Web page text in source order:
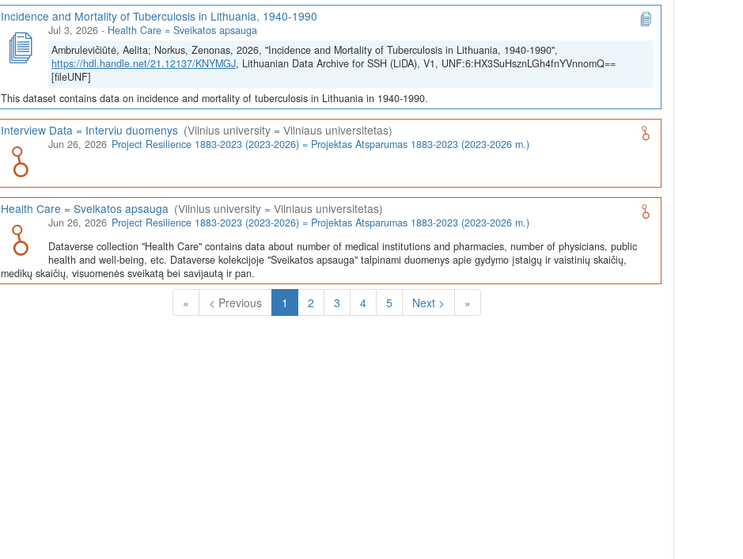
Incidence and Mortality of Tuberculosis in Lithuania, 1940-1990
Jul 3, 2026 - Health Care = Sveikatos apsauga
Ambrulevičiūtė, Aelita; Norkus, Zenonas, 2026, "Incidence and Mortality of Tuberculosis in Lithuania, 1940-1990",
https://hdl.handle.net/21.12137/KNYMGJ, Lithuanian Data Archive for SSH (LiDA), V1, UNF:6:HX3SuHsznLGh4fnYVnnomQ==
[fileUNF]
This dataset contains data on incidence and mortality of tuberculosis in Lithuania in 1940-1990.
Interview Data = Interviu duomenys (Vilnius university = Vilniaus universitetas)
Jun 26, 2026 Project Resilience 1883-2023 (2023-2026) = Projektas Atsparumas 1883-2023 (2023-2026 m.)
Health Care = Sveikatos apsauga (Vilnius university = Vilniaus universitetas)
Jun 26, 2026 Project Resilience 1883-2023 (2023-2026) = Projektas Atsparumas 1883-2023 (2023-2026 m.)
Dataverse collection "Health Care" contains data about number of medical institutions and pharmacies, number of physicians, public
health and well-being, etc. Dataverse kolekcijoje "Sveikatos apsauga" talpinami duomenys apie gydymo įstaigų ir vaistinių skaičių,
medikų skaičių, visuomenės sveikatą bei savijautą ir pan.
« < Previous 1 (Current)
2 3 4 5 Next > »